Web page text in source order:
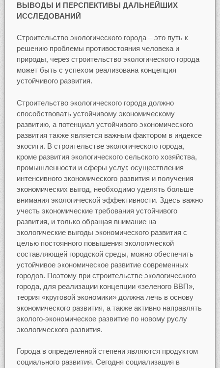
ВЫВОДЫ И ПЕРСПЕКТИВЫ ДАЛЬНЕЙШИХ
ИССЛЕДОВАНИЙ
Строительство экологического города – это путь к
решению проблемы противостояния человека и
природы, через строительство экологического города
может быть с успехом реализована концепция
устойчивого развития.
Строительство экологического города должно
способствовать устойчивому экономическому
развитию, а потенциал устойчивого экономического
развития также является важным фактором в индексе
экосити. В строительстве экологического города,
кроме развития экологического сельского хозяйства,
промышленности и сферы услуг, осуществления
интенсивного экономического развития и получения
экономических выгод, необходимо уделять больше
внимания экологической эффективности. Здесь важно
учесть экономические требования устойчивого
развития, и только обращая внимание на
экологические выгоды экономического развития с
целью постоянного повышения экологической
составляющей городской среды, можно обеспечить
устойчивое экономическое развитие современных
городов. Поэтому при строительстве экологического
города, для реализации концепции «зеленого ВВП»,
теория «круговой экономики» должна лечь в основу
экономического развития, а также активно направлять
эколого-экономическое развитие по новому руслу
экологического развития.
Города в определенной степени являются продуктом
социального развития. Сегодня социализация в